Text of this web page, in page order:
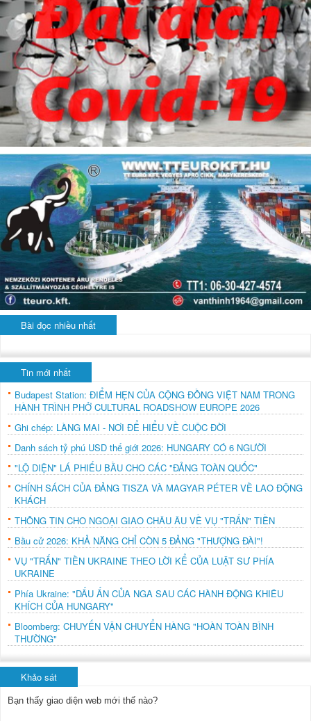
Bài đọc nhiều nhất
Tin mới nhất
Budapest Station: ĐIỂM HẸN CỦA CỘNG ĐỒNG VIỆT NAM TRONG
HÀNH TRÌNH PHỞ CULTURAL ROADSHOW EUROPE 2026
Ghi chép: LÀNG MAI - NƠI ĐỂ HIỂU VỀ CUỘC ĐỜI
Danh sách tỷ phú USD thế giới 2026: HUNGARY CÓ 6 NGƯỜI
"LỘ DIỆN" LÁ PHIẾU BẦU CHO CÁC "ĐẢNG TOÀN QUỐC"
CHÍNH SÁCH CỦA ĐẢNG TISZA VÀ MAGYAR PÉTER VỀ LAO ĐỘNG
KHÁCH
THÔNG TIN CHO NGOẠI GIAO CHÂU ÂU VỀ VỤ "TRẤN" TIỀN
Bầu cử 2026: KHẢ NĂNG CHỈ CÒN 5 ĐẢNG "THƯỢNG ĐÀI"!
VỤ "TRẤN" TIỀN UKRAINE THEO LỜI KỂ CỦA LUẬT SƯ PHÍA
UKRAINE
Phía Ukraine: "DẤU ẤN CỦA NGA SAU CÁC HÀNH ĐỘNG KHIÊU
KHÍCH CỦA HUNGARY"
Bloomberg: CHUYẾN VẬN CHUYỂN HÀNG "HOÀN TOÀN BÌNH
THƯỜNG"
Khảo sát
Bạn thấy giao diện web mới thế nào?